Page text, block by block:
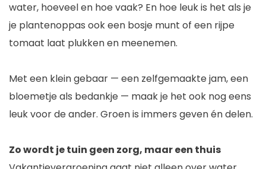
water, hoeveel en hoe vaak? En hoe leuk is het als je
je plantenoppas ook een bosje munt of een rijpe
tomaat laat plukken en meenemen.
Met een klein gebaar — een zelfgemaakte jam, een
bloemetje als bedankje — maak je het ook nog eens
leuk voor de ander. Groen is immers geven én delen.
Zo wordt je tuin geen zorg, maar een thuis